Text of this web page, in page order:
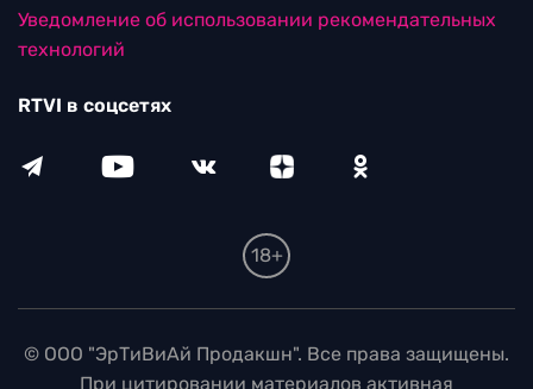
Уведомление об использовании рекомендательных
технологий
RTVI в соцсетях
18+
© ООО "ЭрТиВиАй Продакшн". Все права защищены.
При цитировании материалов активная